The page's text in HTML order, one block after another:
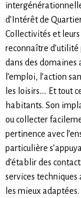
d’Intérêt de
Collectivités et
reconnaître
dans des domaines
l’emploi, l’action
les loisirs…. Et tout
habitants. Son
ou collecter
pertinence avec
particulière
d’établir des
services techniques
les mieux adaptées.